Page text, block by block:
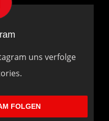
uns verfolge
FOLGEN